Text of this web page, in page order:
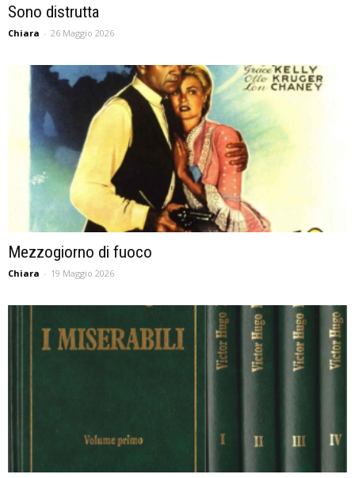
Sono distrutta
Chiara - 26 Maggio 2026
Mezzogiorno di fuoco
Chiara - 19 Maggio 2026